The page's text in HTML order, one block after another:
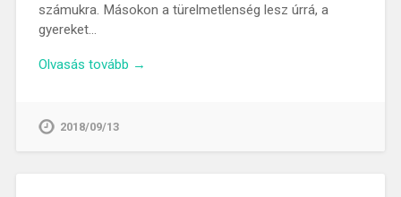
számukra. Másokon a türelmetlenség lesz úrrá, a
gyereket…
Olvasás tovább →
2018/09/13